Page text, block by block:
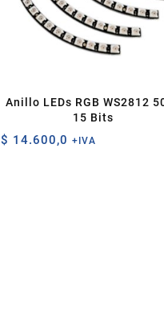
Anillo LEDs RGB WS2812
15 Bits
$ 14.600,0 +IVA